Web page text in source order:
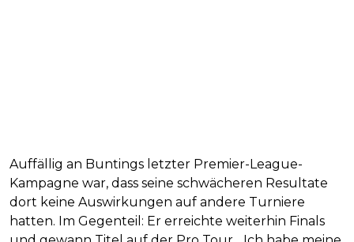
Auffällig an Buntings letzter Premier-League-
Kampagne war, dass seine schwächeren Resultate
dort keine Auswirkungen auf andere Turniere
hatten. Im Gegenteil: Er erreichte weiterhin Finals